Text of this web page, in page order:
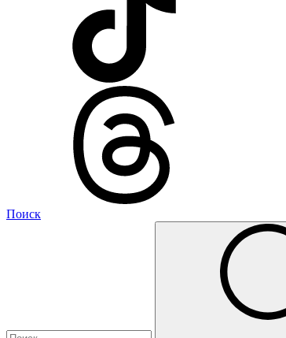
Поиск